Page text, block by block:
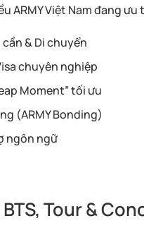
ARMY Việt Nam đang
& Di chuyển
chuyên nghiệp
Moment” tối ưu
(ARMY Bonding)
ngôn ngữ
Tour &